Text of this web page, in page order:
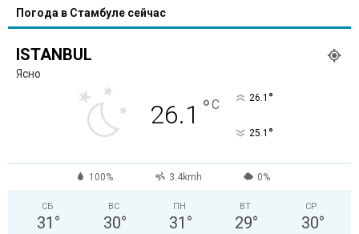
Погода в Стамбуле сейчас
ISTANBUL
Ясно
26.1 °C 26.1 °
25.1 °
100% 3.4kmh 0%
СБ
31 °
ВС
30°
ПН
31 °
ВТ
29°
СР
30°